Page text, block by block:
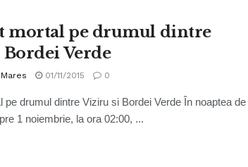
mortal pe drumul dintre
Verde
01/11/2015 0
pe drumul dintre Viziru si Bordei Verde În noaptea de
1 noiembrie, la ora 02:00, ...